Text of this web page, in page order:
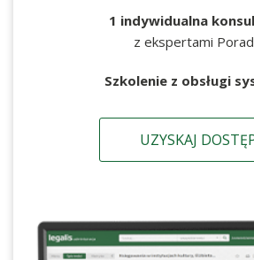
1 indywidualna
z ekspertami
Szkolenie z obsługi
UZYSKAJ